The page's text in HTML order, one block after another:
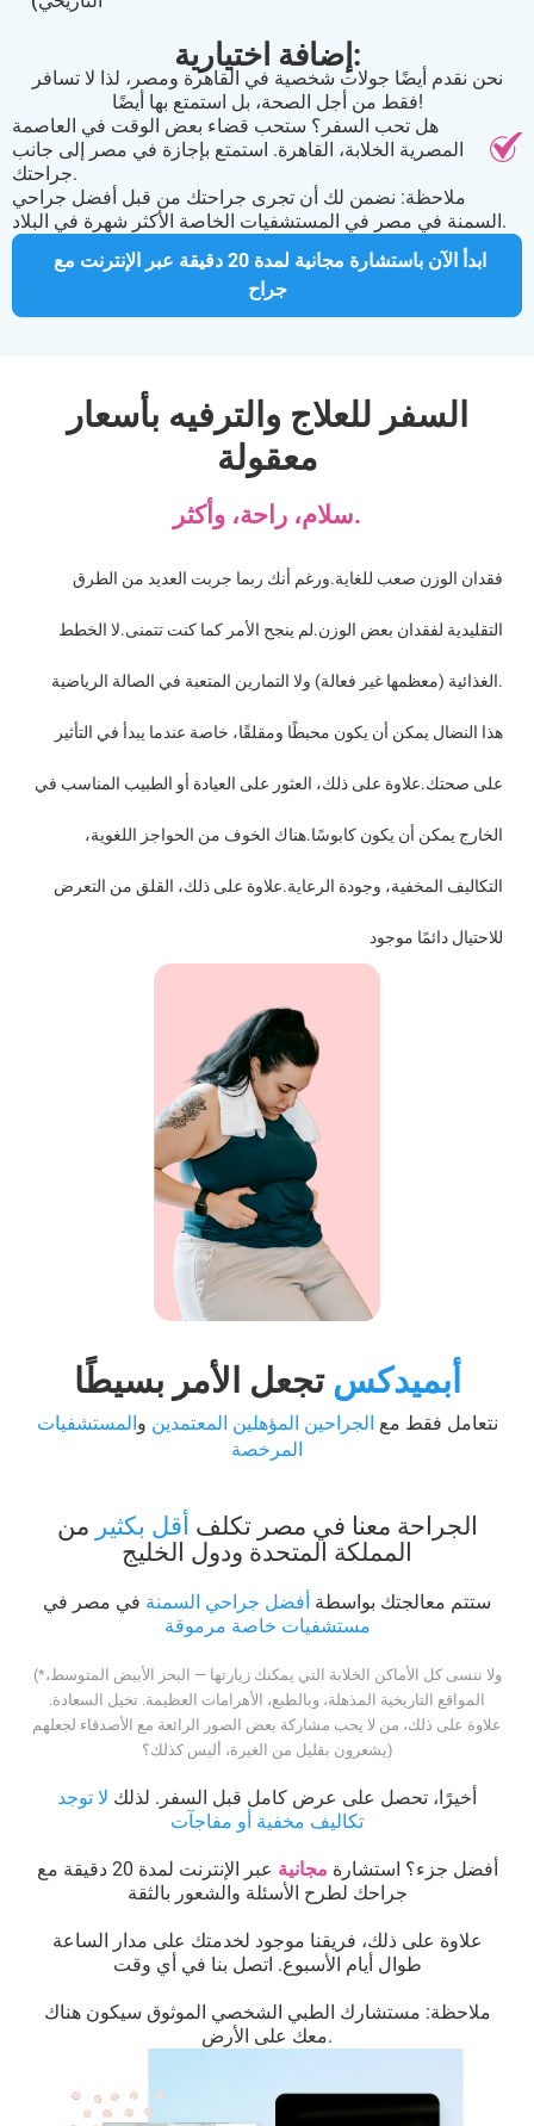
إضافة اختيارية:
نحن نقدم أيضًا جولات شخصية في القاهرة ومصر، لذا لا تسافر
فقط من أجل الصحة، بل استمتع بها أيضًا!
هل تحب السفر؟ ستحب قضاء بعض الوقت في العاصمة
المصرية الخلابة، القاهرة. استمتع بإجازة في مصر إلى جانب
جراحتك.
ملاحظة: نضمن لك أن تجرى جراحتك من قبل أفضل جراحي
السمنة في مصر في المستشفيات الخاصة الأكثر شهرة في البلاد.
جراح
السفر للعلاج والترفيه بأسعار
معقولة
سلام، راحة، وأكثر.
فقدان الوزن صعب للغاية.ورغم أنك ربما جربت العديد من الطرق
التقليدية لفقدان بعض الوزن.لم ينجح الأمر كما كنت تتمنى.لا الخطط
الغذائية (معظمها غير فعالة) ولا التمارين المتعبة في الصالة الرياضية.
هذا النضال يمكن أن يكون محبطًا ومقلقًا، خاصة عندما يبدأ في التأثير
على صحتك.علاوة على ذلك، العثور على العيادة أو الطبيب المناسب في
الخارج يمكن أن يكون كابوسًا.هناك الخوف من الحواجز اللغوية،
التكاليف المخفية، وجودة الرعاية.علاوة على ذلك، القلق من التعرض
للاحتيال دائمًا موجود
أبميدكستجعل الأمر بسيطًا
نتعامل فقط مع الجراحين المؤهلين المعتمدين والمستشفيات
المرخصة
الجراحة معنا في مصر تكلف أقل بكثير من
المملكة المتحدة ودول الخليج
ستتم معالجتك بواسطة أفضل جراحي السمنة في مصر في
مستشفيات خاصة مرموقة
(*ولا ننسى كل الأماكن الخلابة التي يمكنك زيارتها — البحر الأبيض المتوسط،
المواقع التاريخية المذهلة، وبالطبع، الأهرامات العظيمة. تخيل السعادة.
علاوة على ذلك، من لا يحب مشاركة بعض الصور الرائعة مع الأصدقاء لجعلهم
يشعرون بقليل من الغيرة، أليس كذلك؟)
أخيرًا، تحصل على عرض كامل قبل السفر. لذلك لا توجد
تكاليف مخفية أو مفاجآت
أفضل جزء؟ استشارة مجانية
عبر الإنترنت لمدة 20 دقيقة مع
جراحك لطرح الأسئلة والشعور بالثقة
علاوة على ذلك، فريقنا موجود لخدمتك على مدار الساعة
طوال أيام الأسبوع. اتصل بنا في أي وقت
ملاحظة: مستشارك الطبي الشخصي الموثوق سيكون هناك
معك على الأرض.